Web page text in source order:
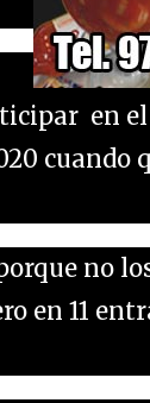
en
cuando
no
en 11